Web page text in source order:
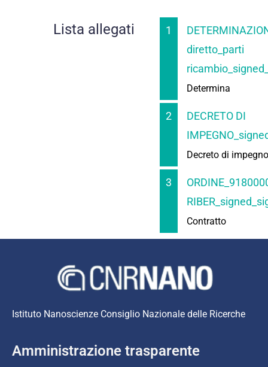
Lista allegati 1
diretto_parti
Determina
2
DECRETO DI
Decreto di impegno
3
Contratto
Istituto Nanoscienze Consiglio Nazionale delle Ricerche
Amministrazione trasparente